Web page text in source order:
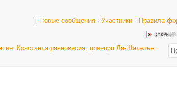
[ Новые сообщения · Участники · Правила
Константа равновесия, принцип Ле-Шателье